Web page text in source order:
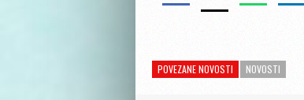
POVEZANE NOVOSTI NOVOSTI